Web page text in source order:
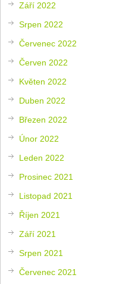
Září 2022
Srpen 2022
Červenec 2022
Červen 2022
Květen 2022
Duben 2022
Březen 2022
Únor 2022
Leden 2022
Prosinec 2021
Listopad 2021
Říjen 2021
Září 2021
Srpen 2021
Červenec 2021